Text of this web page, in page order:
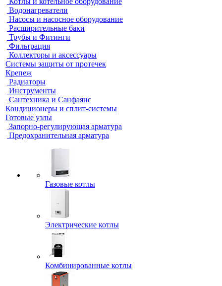
Водонагреватели
Насосы и насосное оборудование
Расширительные баки
Трубы и Фитинги
Фильтрация
Коллекторы и аксессуары
Системы защиты от протечек
Крепеж
Радиаторы
Инструменты
Сантехника и Санфаянс
Кондиционеры и сплит-системы
Готовые узлы
Запорно-регулирующая арматура
Предохранительная арматура
Газовые котлы
Электрические котлы
Комбинированные котлы